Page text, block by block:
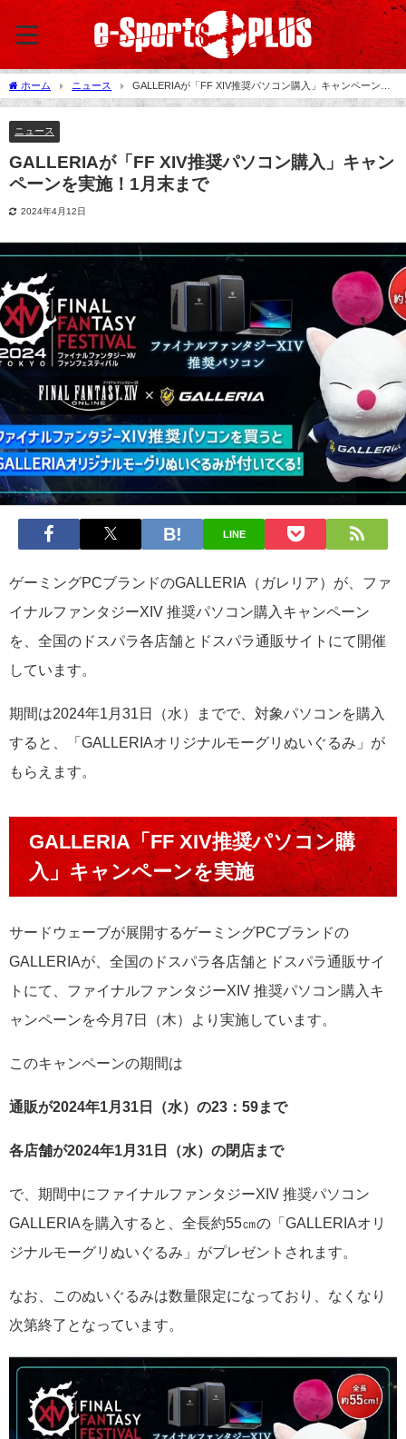
ホーム ニュース
GALLERIAが「FF XIV推奨パソコン購入」キャンペーンを
実施！1月末まで
ニュース
GALLERIAが「FF XIV推奨パソコン購入」キャン
ペーンを実施！1月末まで
2024年4月12日
LINE
ゲーミングPCブランドのGALLERIA（ガレリア）が、ファ
イナルファンタジーXIV 推奨パソコン購入キャンペーン
を、全国のドスパラ各店舗とドスパラ通販サイトにて開催
しています。
期間は2024年1月31日（水）までで、対象パソコンを購入
すると、「GALLERIAオリジナルモーグリぬいぐるみ」が
もらえます。
GALLERIA「FF XIV推奨パソコン購
入」キャンペーンを実施
サードウェーブが展開するゲーミングPCブランドの
GALLERIAが、全国のドスパラ各店舗とドスパラ通販サイ
トにて、ファイナルファンタジーXIV 推奨パソコン購入キ
ャンペーンを今月7日（木）より実施しています。
このキャンペーンの期間は
通販が2024年1月31日（水）の23：59まで
各店舗が2024年1月31日（水）の閉店まで
で、期間中にファイナルファンタジーXIV 推奨パソコン
GALLERIAを購入すると、全長約55㎝の「GALLERIAオリ
ジナルモーグリぬいぐるみ」がプレゼントされます。
なお、このぬいぐるみは数量限定になっており、なくなり
次第終了となっています。